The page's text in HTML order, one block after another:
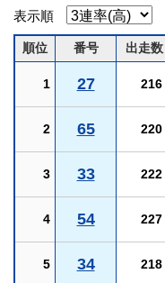
表示順
順位 番号 出走数
1 27 216
2 65 220
3 33 222
4 54 227
5 34 218